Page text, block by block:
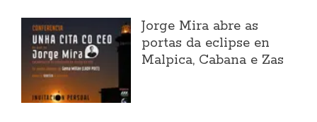
Jorge Mira abre as
portas da eclipse en
Malpica, Cabana e Zas